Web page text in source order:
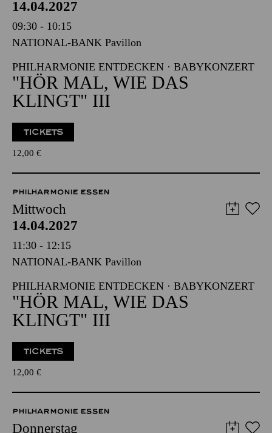
14.04.2027
09:30 - 10:15
NATIONAL-BANK Pavillon
PHILHARMONIE ENTDECKEN · BABYKONZERT
"HÖR MAL, WIE DAS
KLINGT" III
TICKETS
12,00 €
PHILHARMONIE ESSEN
Mittwoch
14.04.2027
11:30 - 12:15
NATIONAL-BANK Pavillon
PHILHARMONIE ENTDECKEN · BABYKONZERT
"HÖR MAL, WIE DAS
KLINGT" III
TICKETS
12,00 €
PHILHARMONIE ESSEN
Donnerstag